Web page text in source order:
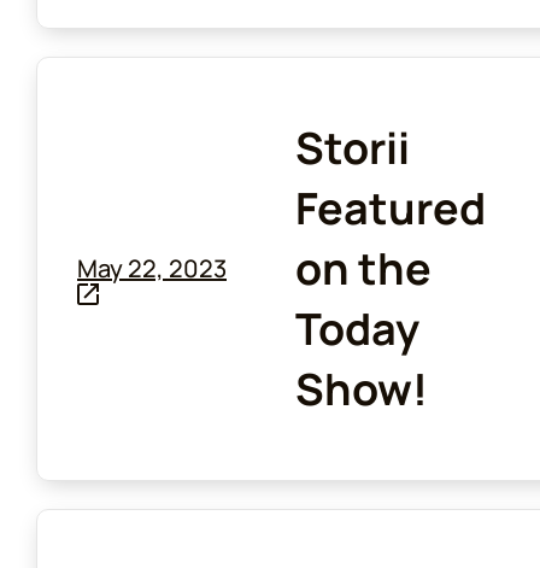
May 22, 2023
Storii
Featured
on the
Today
Show!